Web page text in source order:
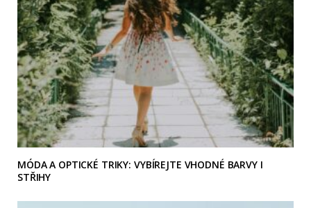
MÓDA A OPTICKÉ TRIKY: VYBÍREJTE VHODNÉ BARVY I
STŘIHY